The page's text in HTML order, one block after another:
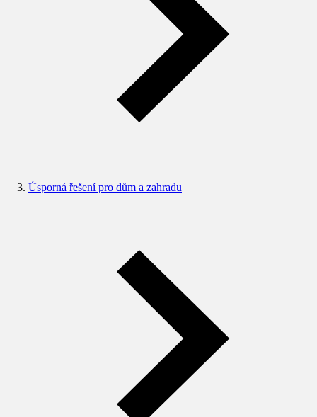
Úsporná řešení pro dům a zahradu